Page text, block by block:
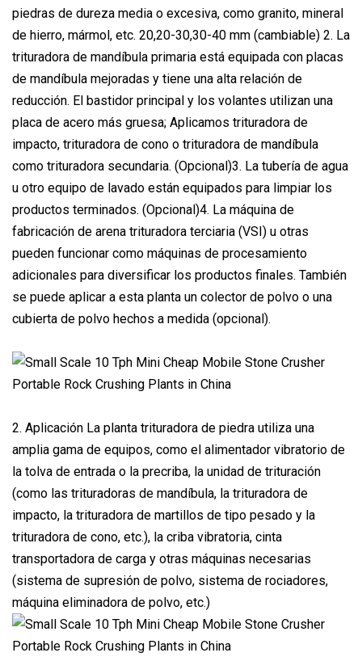
piedras de dureza media o excesiva, como granito, mineral
de hierro, mármol, etc. 20,20-30,30-40 mm (cambiable) 2. La
trituradora de mandíbula primaria está equipada con placas
de mandíbula mejoradas y tiene una alta relación de
reducción. El bastidor principal y los volantes utilizan una
placa de acero más gruesa; Aplicamos trituradora de
impacto, trituradora de cono o trituradora de mandíbula
como trituradora secundaria. (Opcional)3. La tubería de agua
u otro equipo de lavado están equipados para limpiar los
productos terminados. (Opcional)4. La máquina de
fabricación de arena trituradora terciaria (VSI) u otras
pueden funcionar como máquinas de procesamiento
adicionales para diversificar los productos finales. También
se puede aplicar a esta planta un colector de polvo o una
cubierta de polvo hechos a medida (opcional).
2. Aplicación La planta trituradora de piedra utiliza una
amplia gama de equipos, como el alimentador vibratorio de
la tolva de entrada o la precriba, la unidad de trituración
(como las trituradoras de mandíbula, la trituradora de
impacto, la trituradora de martillos de tipo pesado y la
trituradora de cono, etc.), la criba vibratoria, cinta
transportadora de carga y otras máquinas necesarias
(sistema de supresión de polvo, sistema de rociadores,
máquina eliminadora de polvo, etc.)